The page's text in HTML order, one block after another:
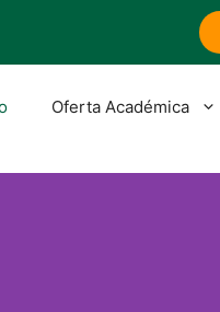
Oferta Académica